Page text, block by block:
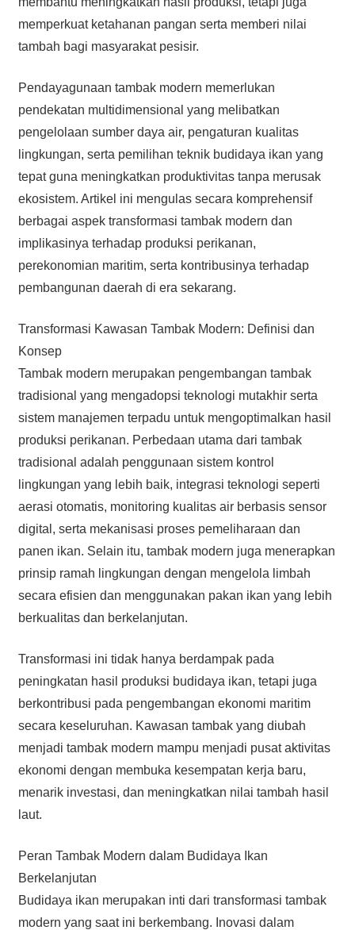
memperkuat ketahanan pangan serta memberi nilai
tambah bagi masyarakat pesisir.
Pendayagunaan tambak modern memerlukan
pendekatan multidimensional yang melibatkan
pengelolaan sumber daya air, pengaturan kualitas
lingkungan, serta pemilihan teknik budidaya ikan yang
tepat guna meningkatkan produktivitas tanpa merusak
ekosistem. Artikel ini mengulas secara komprehensif
berbagai aspek transformasi tambak modern dan
implikasinya terhadap produksi perikanan,
perekonomian maritim, serta kontribusinya terhadap
pembangunan daerah di era sekarang.
Transformasi Kawasan Tambak Modern: Definisi dan
Konsep
Tambak modern merupakan pengembangan tambak
tradisional yang mengadopsi teknologi mutakhir serta
sistem manajemen terpadu untuk mengoptimalkan hasil
produksi perikanan. Perbedaan utama dari tambak
tradisional adalah penggunaan sistem kontrol
lingkungan yang lebih baik, integrasi teknologi seperti
aerasi otomatis, monitoring kualitas air berbasis sensor
digital, serta mekanisasi proses pemeliharaan dan
panen ikan. Selain itu, tambak modern juga menerapkan
prinsip ramah lingkungan dengan mengelola limbah
secara efisien dan menggunakan pakan ikan yang lebih
berkualitas dan berkelanjutan.
Transformasi ini tidak hanya berdampak pada
peningkatan hasil produksi budidaya ikan, tetapi juga
berkontribusi pada pengembangan ekonomi maritim
secara keseluruhan. Kawasan tambak yang diubah
menjadi tambak modern mampu menjadi pusat aktivitas
ekonomi dengan membuka kesempatan kerja baru,
menarik investasi, dan meningkatkan nilai tambah hasil
laut.
Peran Tambak Modern dalam Budidaya Ikan
Berkelanjutan
Budidaya ikan merupakan inti dari transformasi tambak
modern yang saat ini berkembang. Inovasi dalam